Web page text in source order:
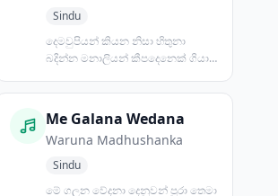
Sindu
දෙමවුපියන් කියන නිසා හිතුනා
බදින්න මනාලියන් කීපදෙනෙක් ගියා
Me Galana Wedana
Waruna Madhushanka
Sindu
මේ ගලන වේදනා දෙනුවන් පුරා තෙමා